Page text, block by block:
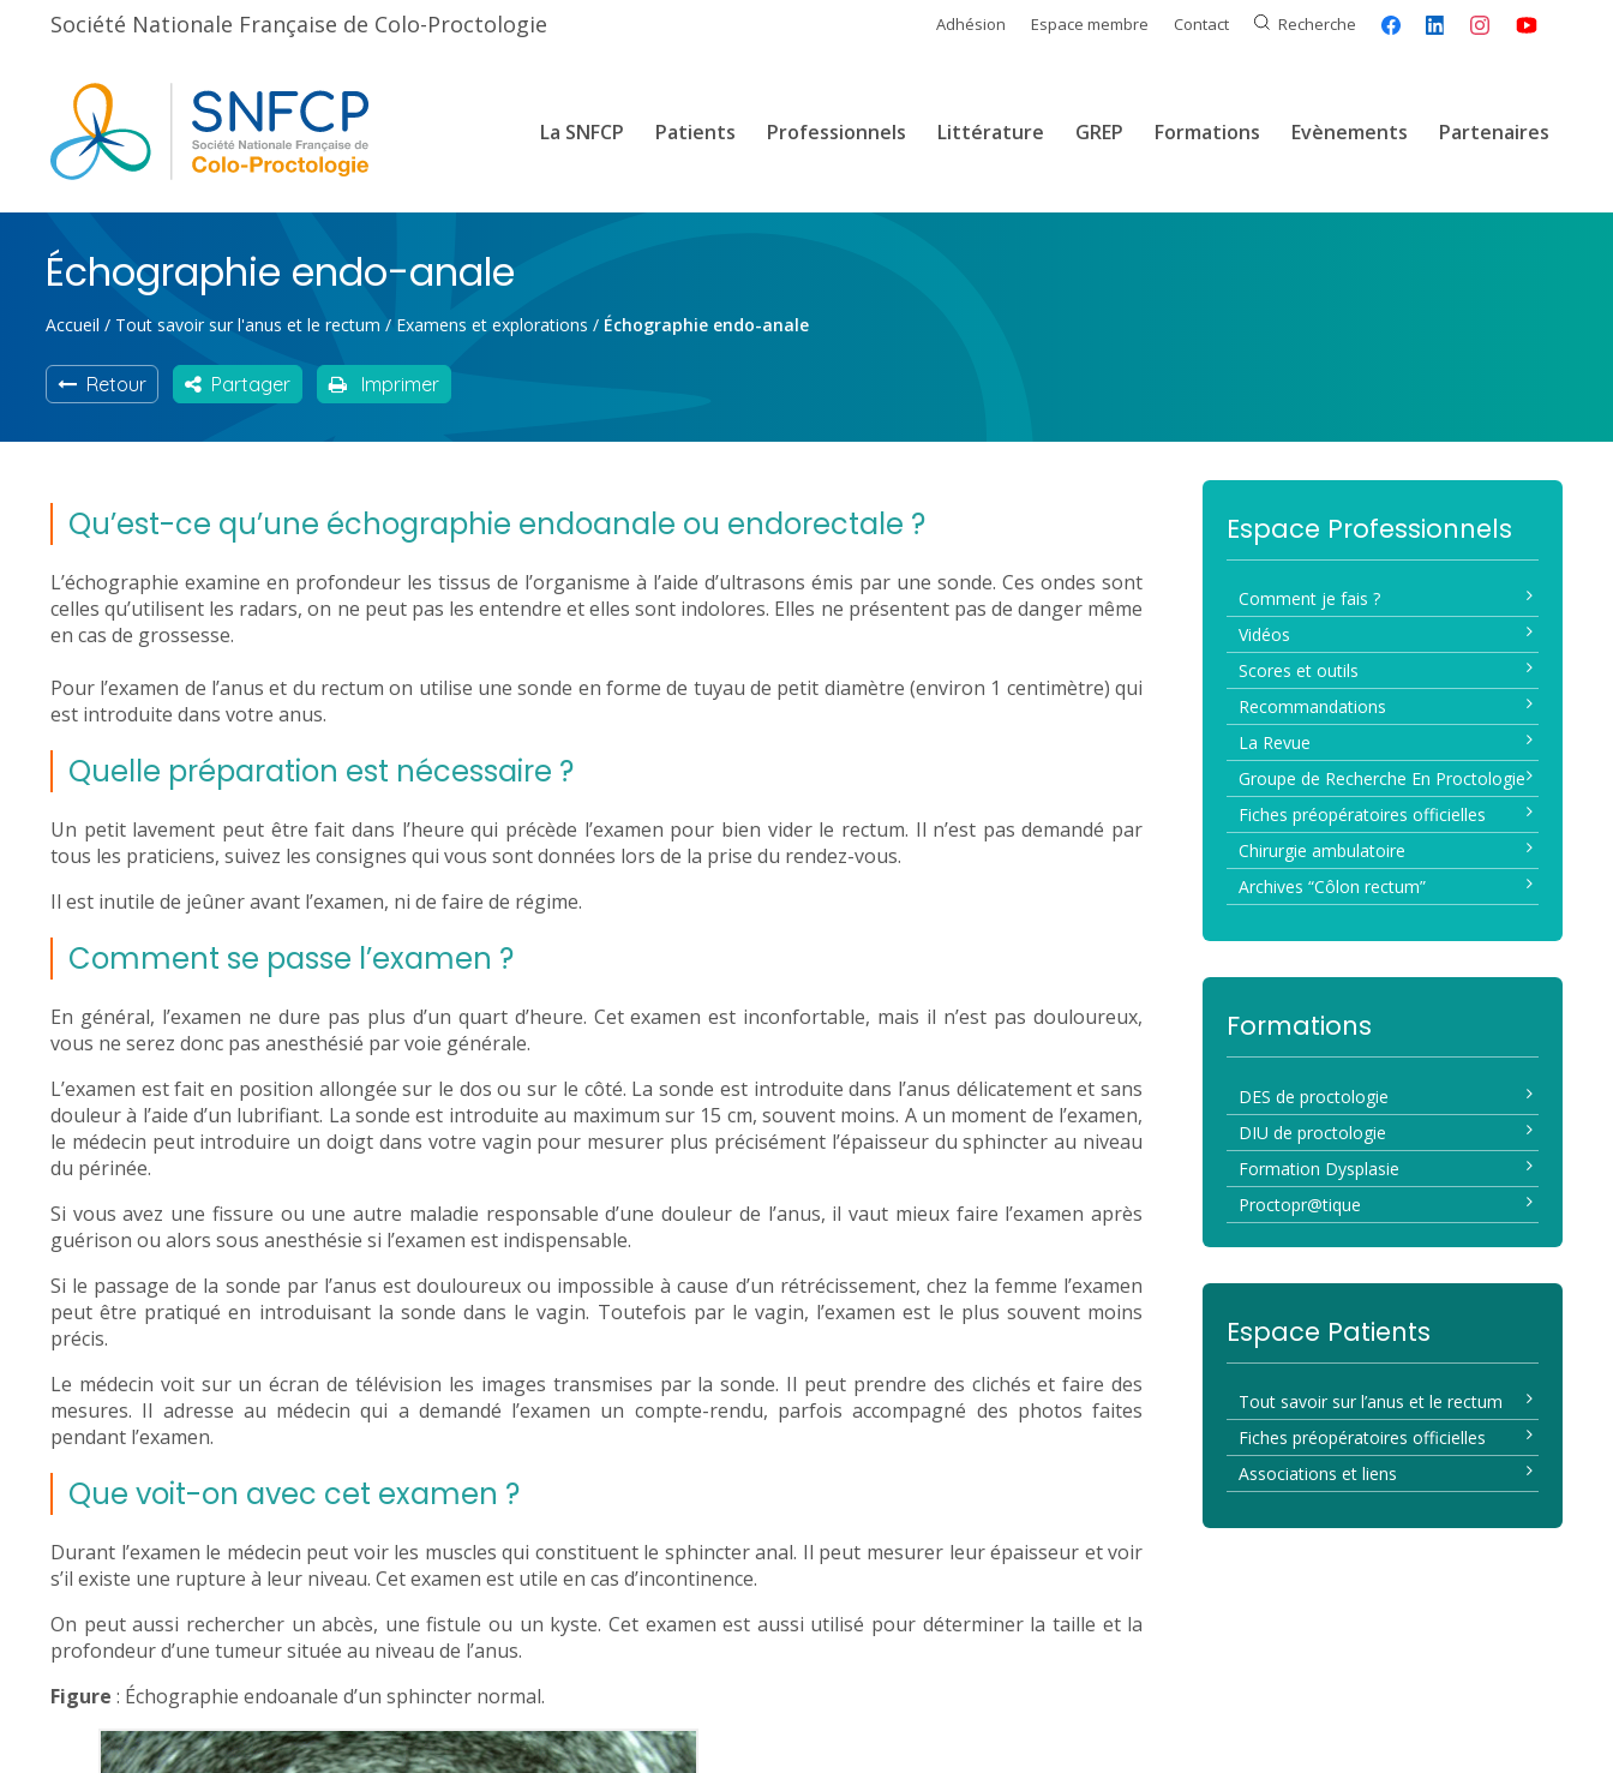
Société Nationale Française de Colo-Proctologie Adhésion Espace membre Contact Recherche
La SNFCP Patients Professionnels Littérature GREP Formations Evènements Partenaires
Échographie endo-anale
Accueil / Tout savoir sur l'anus et le rectum / Examens et explorations / Échographie endo-anale
Retour Partager Imprimer
Qu’est-ce qu’une échographie endoanale ou endorectale ?
L’échographie examine en profondeur les tissus de l’organisme à l’aide d’ultrasons émis par une sonde. Ces ondes sont
celles qu’utilisent les radars, on ne peut pas les entendre et elles sont indolores. Elles ne présentent pas de danger même
en cas de grossesse.
Pour l’examen de l’anus et du rectum on utilise une sonde en forme de tuyau de petit diamètre (environ 1 centimètre) qui
est introduite dans votre anus.
Quelle préparation est nécessaire ?
Un petit lavement peut être fait dans l’heure qui précède l’examen pour bien vider le rectum. Il n’est pas demandé par
tous les praticiens, suivez les consignes qui vous sont données lors de la prise du rendez-vous.
Il est inutile de jeûner avant l’examen, ni de faire de régime.
Comment se passe l’examen ?
En général, l’examen ne dure pas plus d’un quart d’heure. Cet examen est inconfortable, mais il n’est pas douloureux,
vous ne serez donc pas anesthésié par voie générale.
L’examen est fait en position allongée sur le dos ou sur le côté. La sonde est introduite dans l’anus délicatement et sans
douleur à l’aide d’un lubrifiant. La sonde est introduite au maximum sur 15 cm, souvent moins. A un moment de l’examen,
le médecin peut introduire un doigt dans votre vagin pour mesurer plus précisément l’épaisseur du sphincter au niveau
du périnée.
Si vous avez une fissure ou une autre maladie responsable d’une douleur de l’anus, il vaut mieux faire l’examen après
guérison ou alors sous anesthésie si l’examen est indispensable.
Si le passage de la sonde par l’anus est douloureux ou impossible à cause d’un rétrécissement, chez la femme l’examen
peut être pratiqué en introduisant la sonde dans le vagin. Toutefois par le vagin, l’examen est le plus souvent moins
précis.
Le médecin voit sur un écran de télévision les images transmises par la sonde. Il peut prendre des clichés et faire des
mesures. Il adresse au médecin qui a demandé l’examen un compte-rendu, parfois accompagné des photos faites
pendant l’examen.
Que voit-on avec cet examen ?
Durant l’examen le médecin peut voir les muscles qui constituent le sphincter anal. Il peut mesurer leur épaisseur et voir
s’il existe une rupture à leur niveau. Cet examen est utile en cas d’incontinence.
On peut aussi rechercher un abcès, une fistule ou un kyste. Cet examen est aussi utilisé pour déterminer la taille et la
profondeur d’une tumeur située au niveau de l’anus.
Figure : Échographie endoanale d’un sphincter normal.
Espace Professionnels
Comment je fais ?
Vidéos
Scores et outils
Recommandations
La Revue
Groupe de Recherche En Proctologie
Fiches préopératoires officielles
Chirurgie ambulatoire
Archives “Côlon rectum”
Formations
DES de proctologie
DIU de proctologie
Formation Dysplasie
Proctopr@tique
Espace Patients
Tout savoir sur l’anus et le rectum
Fiches préopératoires officielles
Associations et liens